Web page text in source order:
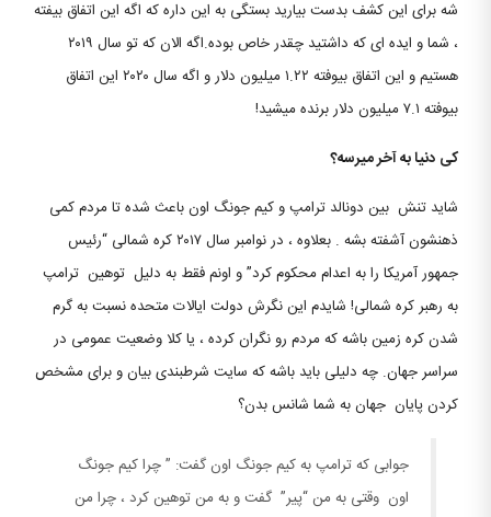
شه برای این کشف بدست بیارید بستگی به این داره که اگه این اتفاق بیفته
، شما و ایده ای که داشتید چقدر خاص بوده.اگه الان که تو سال ۲۰۱۹
هستیم و این اتفاق بیوفته ۱.۲۲ میلیون دلار و اگه سال ۲۰۲۰ این اتفاق
بیوفته ۷.۱ میلیون دلار برنده میشید!
کی دنیا به آخر میرسه؟
شاید تنش بین دونالد ترامپ و کیم جونگ اون باعث شده تا مردم کمی
ذهنشون آشفته بشه . بعلاوه ، در نوامبر سال ۲۰۱۷ کره شمالی “رئیس
جمهور آمریکا را به اعدام محكوم كرد” و اونم فقط به دلیل توهین ترامپ
به رهبر کره شمالی! شایدم این نگرش دولت ایالات متحده نسبت به گرم
شدن کره زمین باشه که مردم رو نگران کرده ، یا کلا وضعیت عمومی در
سراسر جهان. چه دلیلی باید باشه که سایت شرطبندی بیان و برای مشخص
کردن پایان جهان به شما شانس بدن؟
جوابی که ترامپ به کیم جونگ اون گفت: ” چرا کیم جونگ
اون وقتی به من “پیر” گفت و به من توهین کرد ، چرا من